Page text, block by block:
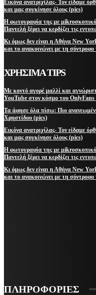
Εικόνα ανατριχίλας- Τον είδαμε
και μας συγκίνησε όλους (pics)
Η φωτογραφία της με
Παντελή ξέρει να κερδίζει τις
Κι όμως δεν είναι η Αθήνα New
και το ανακοινώνει με τη
ΧΡΗΣΙΜΑ TIPS
Με κοντό αγορέ μαλλί και
YouTube στον κόσμο του OnlyFans
Τα άφησε όλα πίσω: Πιο
Χρηστίδου (pics)
Εικόνα ανατριχίλας- Τον είδαμε
και μας συγκίνησε όλους (pics)
Η φωτογραφία της με
Παντελή ξέρει να κερδίζει τις
Κι όμως δεν είναι η Αθήνα New
και το ανακοινώνει με τη
ΠΛΗΡΟΦΟΡΙΕΣ